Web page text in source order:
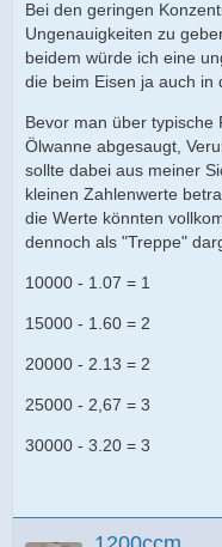
Bei den geringen
Ungenauigkeiten zu
beidem würde ich eine
die beim Eisen ja auch in
Bevor man über
Ölwanne abgesaugt,
sollte dabei aus meiner
kleinen Zahlenwerte
die Werte könnten
dennoch als "Treppe"
10000 - 1.07 = 1
15000 - 1.60 = 2
20000 - 2.13 = 2
25000 - 2,67 = 3
30000 - 3.20 = 3